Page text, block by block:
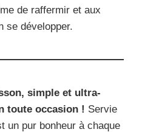
de raffermir et aux
se développer.
simple et ultra-
toute occasion ! Servie
un pur bonheur à chaque